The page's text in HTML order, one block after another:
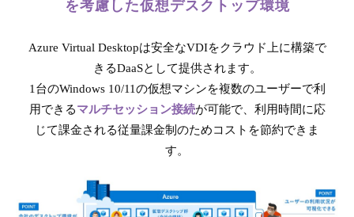
を考慮した仮想デスクトップ環境
Azure Virtual Desktopは安全なVDIをクラウド上に構築で
きるDaaSとして提供されます。
1台のWindows 10/11の仮想マシンを複数のユーザーで利
用できるマルチセッション接続が可能で、利用時間に応
じて課金される従量課金制のためコストを節約できま
す。